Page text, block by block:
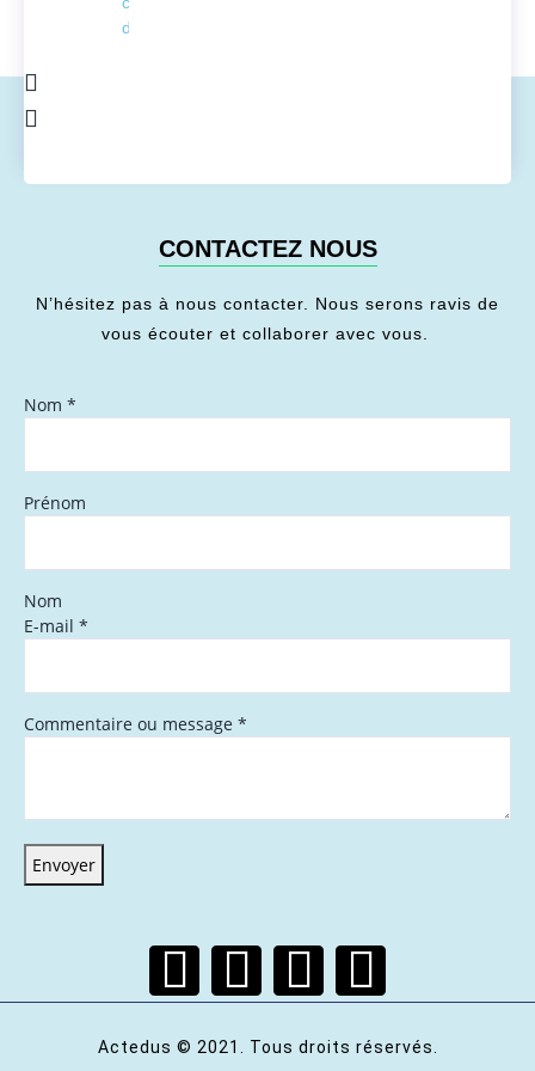
de l'énergie
CONTACTEZ NOUS
N’hésitez pas à nous contacter. Nous serons ravis de
vous écouter et collaborer avec vous.
Nom *
Prénom
Nom
E-mail *
Commentaire ou message *
Envoyer
Actedus © 2021. Tous droits réservés.